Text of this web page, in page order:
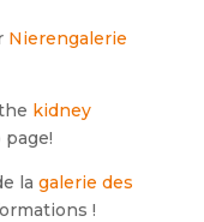
Nierengalerie
kidney
la galerie des
!